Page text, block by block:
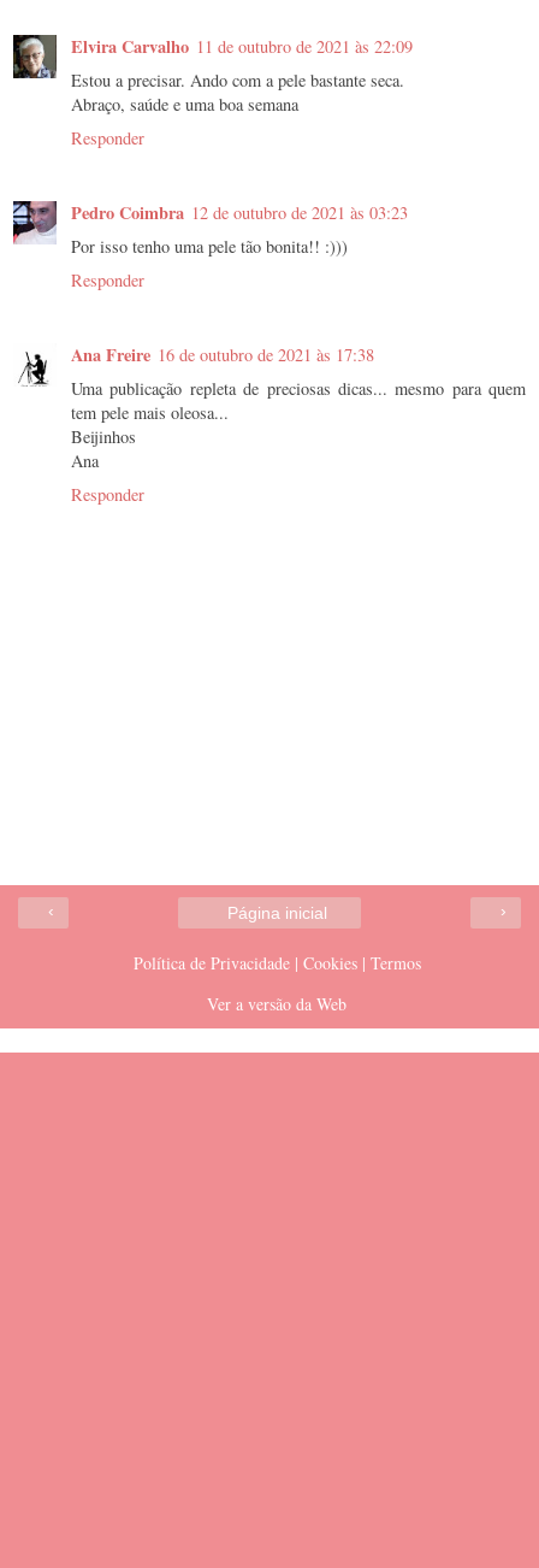
Elvira Carvalho 11 de outubro de 2021 às 22:09
Estou a precisar. Ando com a pele bastante seca.
Abraço, saúde e uma boa semana
Responder
Pedro Coimbra 12 de outubro de 2021 às 03:23
Por isso tenho uma pele tão bonita!! :)))
Responder
Ana Freire 16 de outubro de 2021 às 17:38
Uma publicação repleta de preciosas dicas... mesmo para quem
tem pele mais oleosa...
Beijinhos
Ana
Responder
‹ ›
Página inicial
Política de Privacidade | Cookies | Termos
Ver a versão da Web